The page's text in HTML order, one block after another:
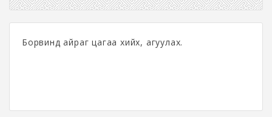
Борвинд айраг цагаа хийх, агуулах.